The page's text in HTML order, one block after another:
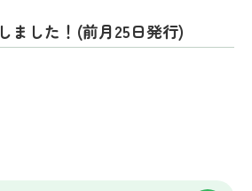
ました！(前月25日発行)